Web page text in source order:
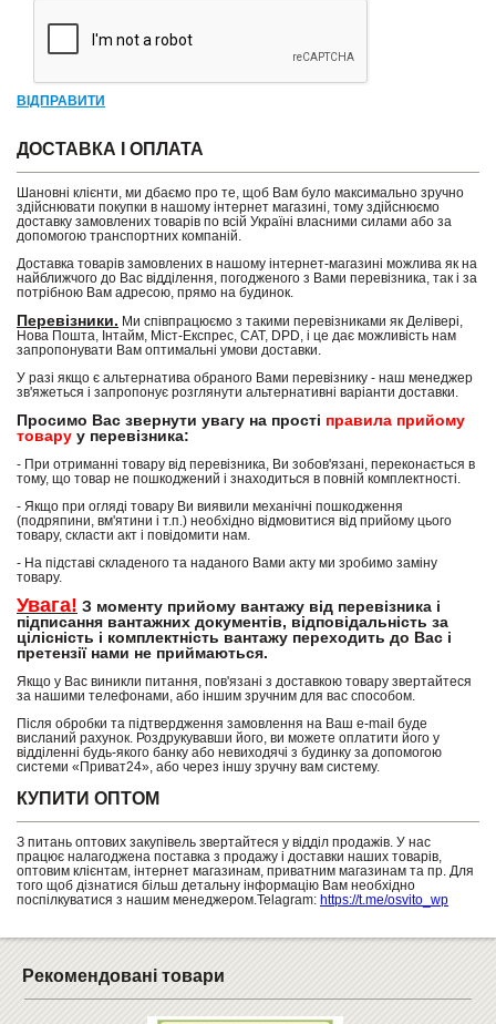
ВІДПРАВИТИ
ДОСТАВКА І ОПЛАТА
Шановні клієнти, ми дбаємо про те, щоб Вам було максимально зручно
здійснювати покупки в нашому інтернет магазині, тому здійснюємо
доставку замовлених товарів по всій Україні власними силами або за
допомогою транспортних компаній.
Доставка товарів замовлених в нашому інтернет-магазині можлива як на
найближчого до Вас відділення, погодженого з Вами перевізника, так і за
потрібною Вам адресою, прямо на будинок.
Перевізники. Ми співпрацюємо з такими перевізниками як Делівері,
Нова Пошта, Інтайм, Міст-Експрес, САТ, DPD, і це дає можливість нам
запропонувати Вам оптимальні умови доставки.
У разі якщо є альтернатива обраного Вами перевізнику - наш менеджер
зв'яжеться і запропонує розглянути альтернативні варіанти доставки.
Просимо Вас звернути увагу на прості правила прийому
товару у перевізника:
- При отриманні товару від перевізника, Ви зобов'язані, переконається в
тому, що товар не пошкоджений і знаходиться в повній комплектності.
- Якщо при огляді товару Ви виявили механічні пошкодження
(подряпини, вм'ятини і т.п.) необхідно відмовитися від прийому цього
товару, скласти акт і повідомити нам.
- На підставі складеного та наданого Вами акту ми зробимо заміну
товару.
Увага! З моменту прийому вантажу від перевізника і
підписання вантажних документів, відповідальність за
цілісність і комплектність вантажу переходить до Вас і
претензії нами не приймаються.
Якщо у Вас виникли питання, пов'язані з доставкою товару звертайтеся
за нашими телефонами, або іншим зручним для вас способом.
Після обробки та підтвердження замовлення на Ваш e-mail буде
висланий рахунок. Роздрукувавши його, ви можете оплатити його у
відділенні будь-якого банку або невиходячі з будинку за допомогою
системи «Приват24», або через іншу зручну вам систему.
КУПИТИ ОПТОМ
З питань оптових закупівель звертайтеся у відділ продажів. У нас
працює налагоджена поставка з продажу і доставки наших товарів,
оптовим клієнтам, інтернет магазинам, приватним магазинам та пр. Для
того щоб дізнатися більш детальну інформацію Вам необхідно
поспілкуватися з нашим менеджером.Telagram: https://t.me/osvito_wp
Рекомендовані товари